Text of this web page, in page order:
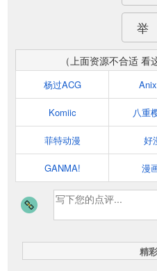
举
（上面资源不合适 看
杨过ACG
Komiic 八重
菲特动漫 好
GANMA! 漫
精